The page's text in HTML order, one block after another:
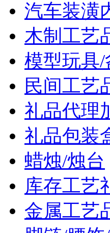
汽车装潢
木制工艺
模型玩具/
民间工艺
礼品代理
礼品包装
蜡烛/烛台
库存工艺
金属工艺